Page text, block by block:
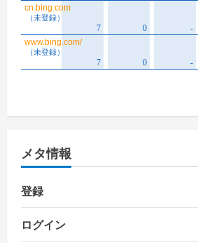
メタ情報
登録
ログイン